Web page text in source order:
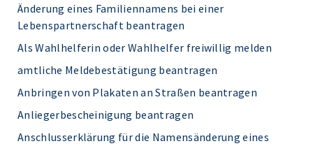
Änderung eines Familiennamens bei einer
Lebenspartnerschaft beantragen
Als Wahlhelferin oder Wahlhelfer freiwillig melden
amtliche Meldebestätigung beantragen
Anbringen von Plakaten an Straßen beantragen
Anliegerbescheinigung beantragen
Anschlusserklärung für die Namensänderung eines